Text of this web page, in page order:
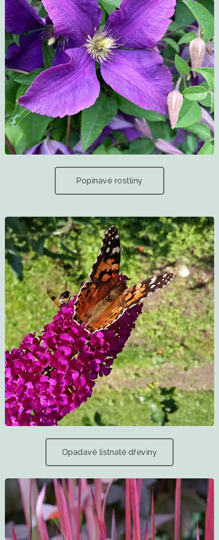
Popínavé rostliny
Opadavé listnaté dřeviny